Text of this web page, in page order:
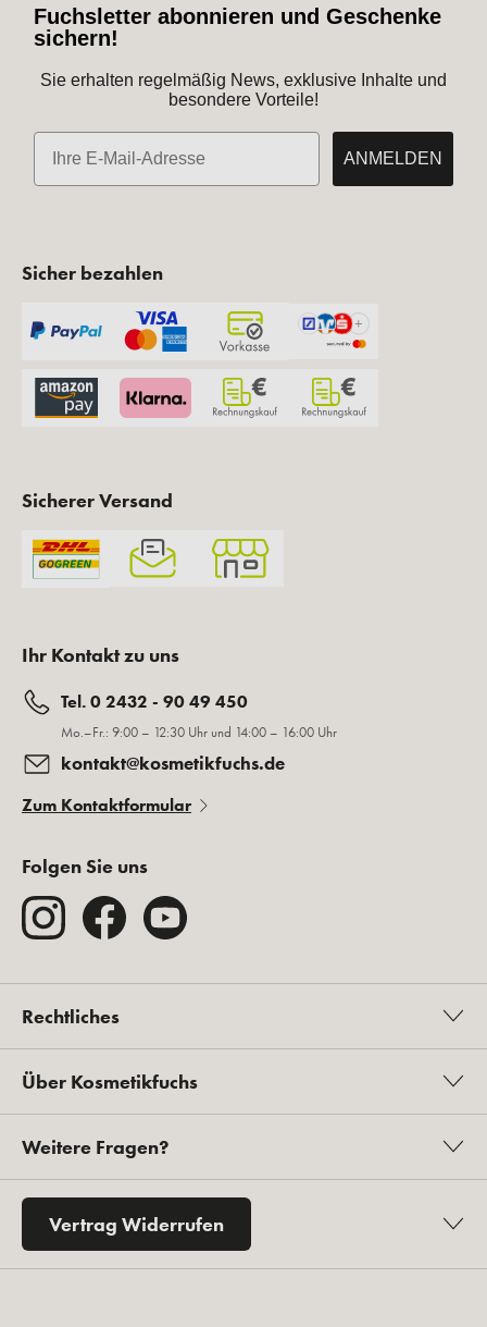
Fuchsletter abonnieren und Geschenke
sichern!
Sie erhalten regelmäßig News, exklusive Inhalte und
besondere Vorteile!
E-Mail
ANMELDEN
Sicher bezahlen
Sicherer Versand
Ihr Kontakt zu uns
Tel. 0 2432 - 90 49 450
Mo.–Fr.: 9:00 – 12:30 Uhr und 14:00 – 16:00 Uhr
kontakt@kosmetikfuchs.de
Zum Kontaktformular
Folgen Sie uns
Rechtliches
Über Kosmetikfuchs
Weitere Fragen?
Vertrag Widerrufen